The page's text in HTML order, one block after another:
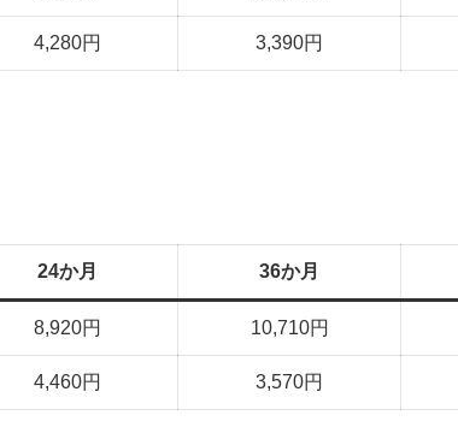
4,280円 3,390円
24か月 36か月
8,920円 10,710円
4,460円 3,570円